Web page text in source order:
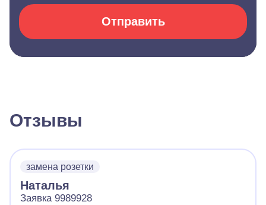
Отправить
Отзывы
замена розетки
Наталья
Заявка 9989928